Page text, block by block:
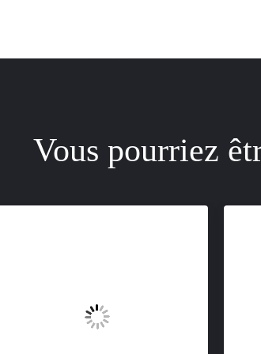
Vous pourriez